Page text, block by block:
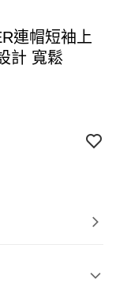
連帽短袖上
計 寬鬆